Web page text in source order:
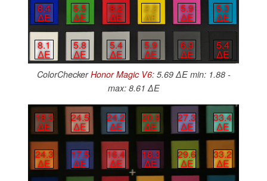
8.4
∆E
5.5
∆E
8.2
∆E
2.2
∆E
5.9
∆E
5.3
∆E
8.1
∆E
5.8
∆E
5.4
∆E
5.9
∆E
6.9
∆E
5.4
∆E
ColorCheckerHonor Magic V6: 5.69 ∆E min: 1.88 -
max: 8.61 ∆E
18.3
∆E
24.5
∆E
24.2
∆E
20.9
∆E
27.3
∆E
33.4
∆E
24.3
∆E
17.5
∆E
16.4
∆E
18.3
∆E
29.6
∆E
33.2
∆E